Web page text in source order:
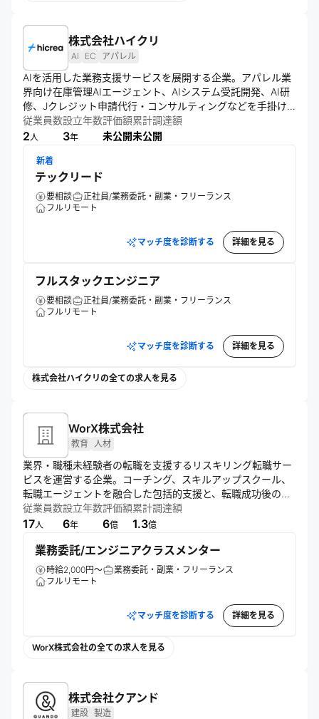
株式会社ハイクリ
AI EC アパレル
AIを活用した業務支援サービスを展開する企業。アパレル業
界向け在庫管理AIエージェント、AIシステム受託開発、AI研
修、Jクレジット申請代行・コンサルティングなどを手掛け
る。アパレル・EC業界の総合インフラ構築を見据え、テクノ
ロジーと伴走型支援を組み合わせて企業の業務高度化と成果
従業員数
2人
設立年数
3年
評価額
未公開
累計調達額
未公開
新着
テックリード
要相談
正社員/業務委託・副業・フリーランス
フルリモート
マッチ度を診断する 詳細を見る
フルスタックエンジニア
要相談
正社員/業務委託・副業・フリーランス
フルリモート
マッチ度を診断する 詳細を見る
株式会社ハイクリの全ての求人を見る
WorX株式会社
教育 人材
業界・職種未経験者の転職を支援するリスキリング転職サー
ビスを運営する企業。コーチング、スキルアップスクール、
転職エージェントを融合した包括的支援と、転職成功後の後
払い型モデルを提供。AIキャリア支援や転職者コミュニティ
も展開し、誰もが自由にキャリアを選択できる社会の実現を
従業員数
17人
設立年数
6年
評価額
6億
累計調達額
1.3億
業務委託/エンジニアクラスメンター
時給2,000円～
業務委託・副業・フリーランス
フルリモート
マッチ度を診断する 詳細を見る
WorX株式会社の全ての求人を見る
株式会社クアンド
建設 製造